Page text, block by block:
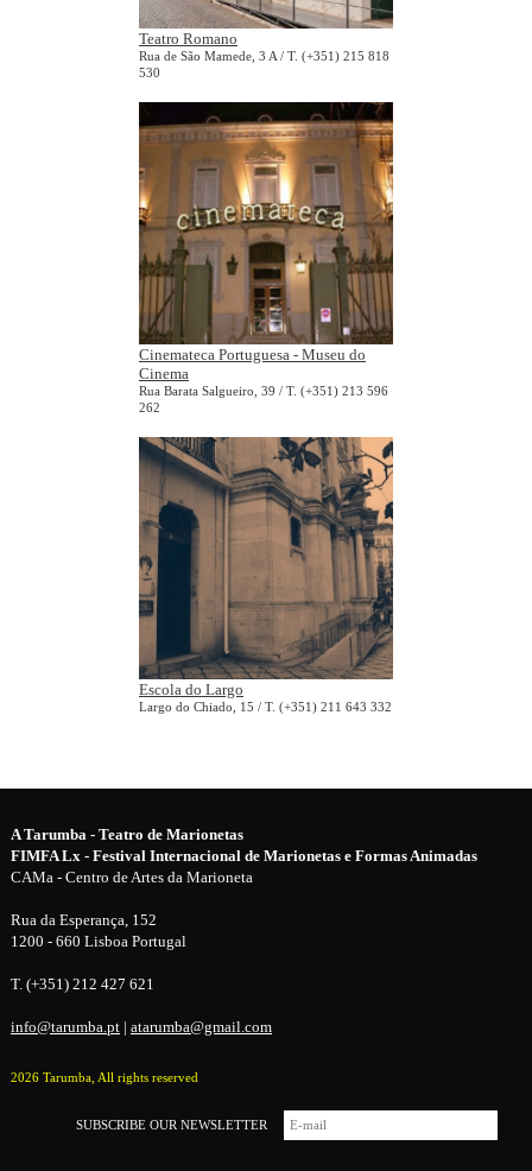
Teatro Romano
Rua de São Mamede, 3 A / T. (+351) 215 818
530
Cinemateca Portuguesa - Museu do
Cinema
Rua Barata Salgueiro, 39 / T. (+351) 213 596
262
Escola do Largo
Largo do Chiado, 15 / T. (+351) 211 643 332
A Tarumba - Teatro de Marionetas
FIMFA Lx - Festival Internacional de Marionetas e Formas Animadas
CAMa - Centro de Artes da Marioneta
Rua da Esperança, 152
1200 - 660 Lisboa Portugal
T. (+351) 212 427 621
info@tarumba.pt| atarumba@gmail.com
2026 Tarumba, All rights reserved
SUBSCRIBE OUR NEWSLETTER